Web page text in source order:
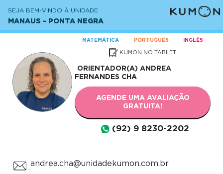
SEJA BEM-VINDO À UNIDADE
MANAUS - PONTA NEGRA
MATEMÁTICA PORTUGUÊS INGLÊS
KUMON NO TABLET
ORIENTADOR(A) ANDREA
FERNANDES CHA
AGENDE UMA AVALIAÇÃO
GRATUITA!
(92) 9 8230-2202
andrea.cha@unidadekumon.com.br